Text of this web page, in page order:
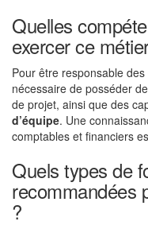
Quelles
exercer ce
Pour être responsable
nécessaire de posséder
de projet, ainsi que des
d’équipe. Une
comptables et financiers
Quels types de
recommandées
?